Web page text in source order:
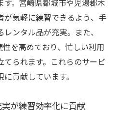
。宮崎県都城市や児湯郡木
が気軽に練習できるよう、手
ンタル品が充実。また、
を高めており、忙しい利用
られます。これらのサービ
貢献しています。
が練習効率化に貢献